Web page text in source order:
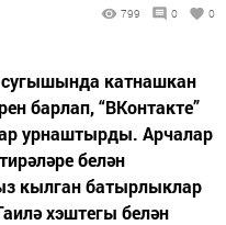
799 0 0
сугышында катнашкан
барлап, “ВКонтакте”
урнаштырды. Арчалар
белән
кылган батырлыклар
хэштегы белән